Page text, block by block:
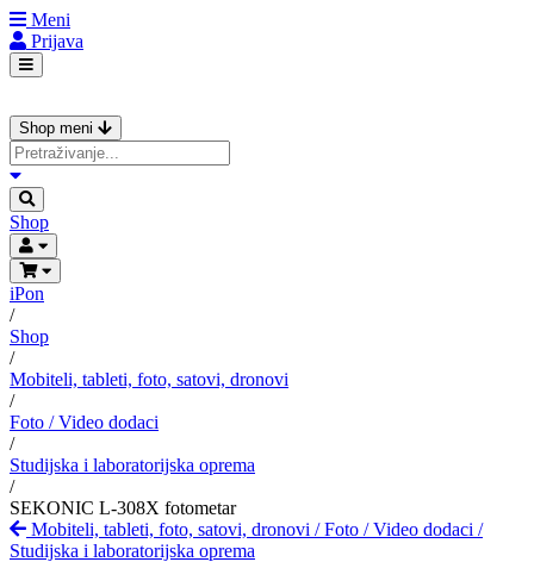
Meni
Prijava
Shop meni
Shop
iPon
/
Shop
/
Mobiteli, tableti, foto, satovi, dronovi
/
Foto / Video dodaci
/
Studijska i laboratorijska oprema
/
SEKONIC L-308X fotometar
Mobiteli, tableti, foto, satovi, dronovi /Foto / Video dodaci /
Studijska i laboratorijska oprema